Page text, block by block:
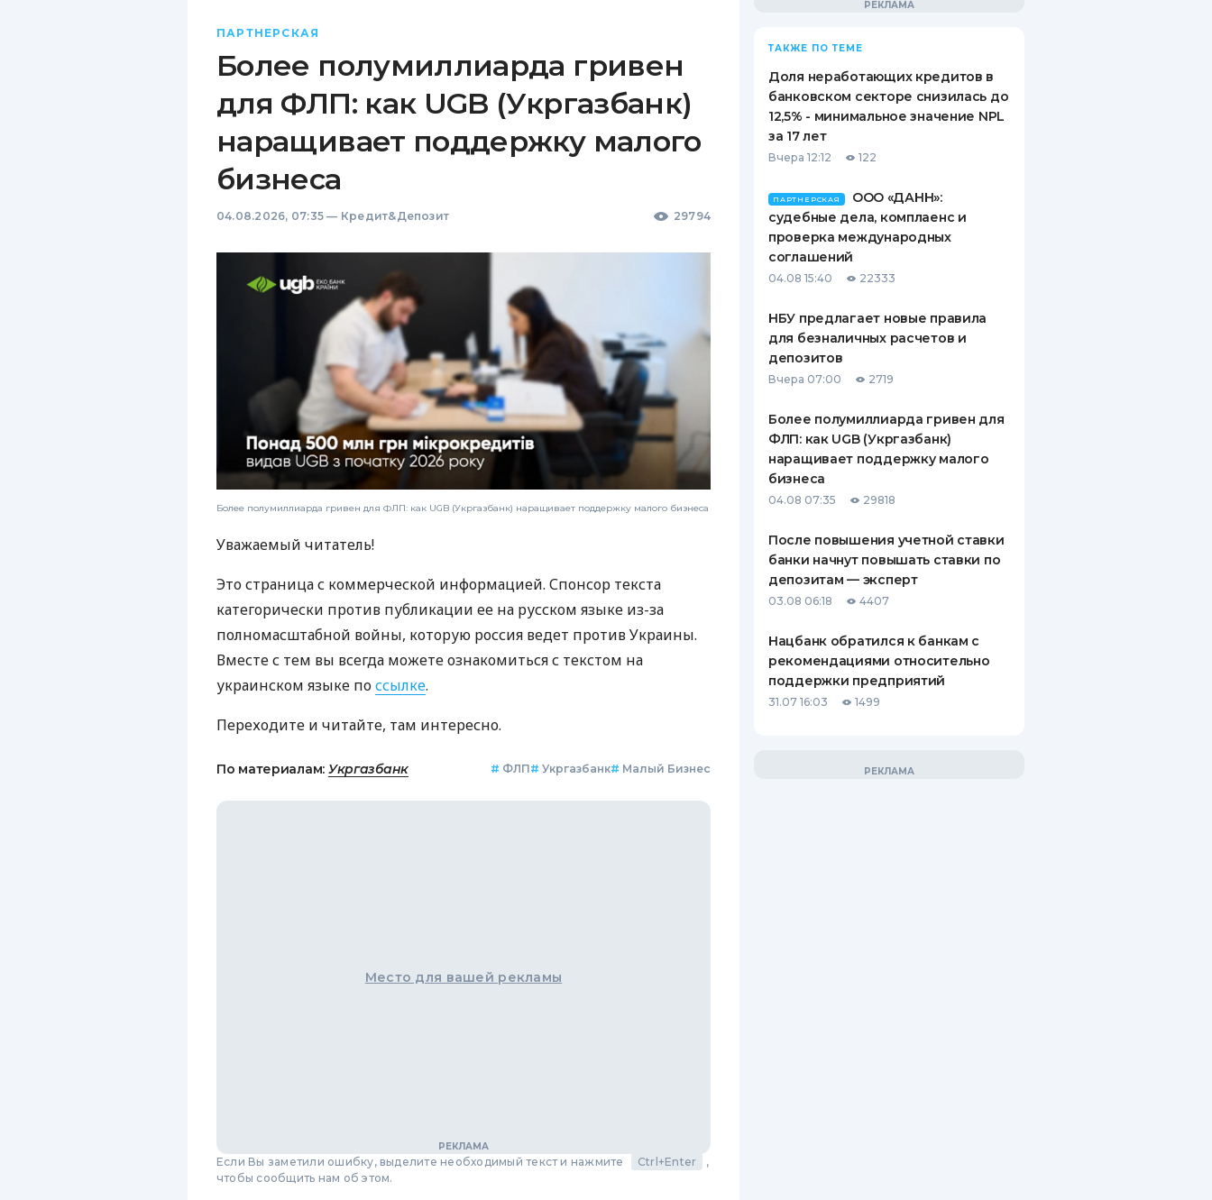
ПАРТНЕРСКАЯ
Более полумиллиарда гривен
для ФЛП: как UGB (Укргазбанк)
наращивает поддержку малого
бизнеса
04.08.2026, 07:35 — Кредит&Депозит 29794
Более полумиллиарда гривен для ФЛП: как UGB (Укргазбанк) наращивает поддержку малого бизнеса
Уважаемый читатель!
Это страница с коммерческой информацией. Спонсор текста
категорически против публикации ее на русском языке из-за
полномасштабной войны, которую россия ведет против Украины.
Вместе с тем вы всегда можете ознакомиться с текстом на
украинском языке поссылке.
Переходите и читайте, там интересно.
По материалам: Укргазбанк # ФЛП# Укргазбанк# Малый Бизнес
Место для вашей рекламы
Если Вы заметили ошибку, выделите необходимый текст и нажмите Ctrl+Enter
,
чтобы сообщить нам об этом.
ТАКЖЕ ПО ТЕМЕ
Доля неработающих кредитов в
банковском секторе снизилась до
12,5% - минимальное значение NPL
за 17 лет
Вчера 12:12 122
ПАРТНЕРСКАЯ
ООО «ДАНН»:
судебные дела, комплаенс и
проверка международных
соглашений
04.08 15:40 22333
НБУ предлагает новые правила
для безналичных расчетов и
депозитов
Вчера 07:00 2719
Более полумиллиарда гривен для
ФЛП: как UGB (Укргазбанк)
наращивает поддержку малого
бизнеса
04.08 07:35 29818
После повышения учетной ставки
банки начнут повышать ставки по
депозитам — эксперт
03.08 06:18 4407
Нацбанк обратился к банкам с
рекомендациями относительно
поддержки предприятий
31.07 16:03 1499